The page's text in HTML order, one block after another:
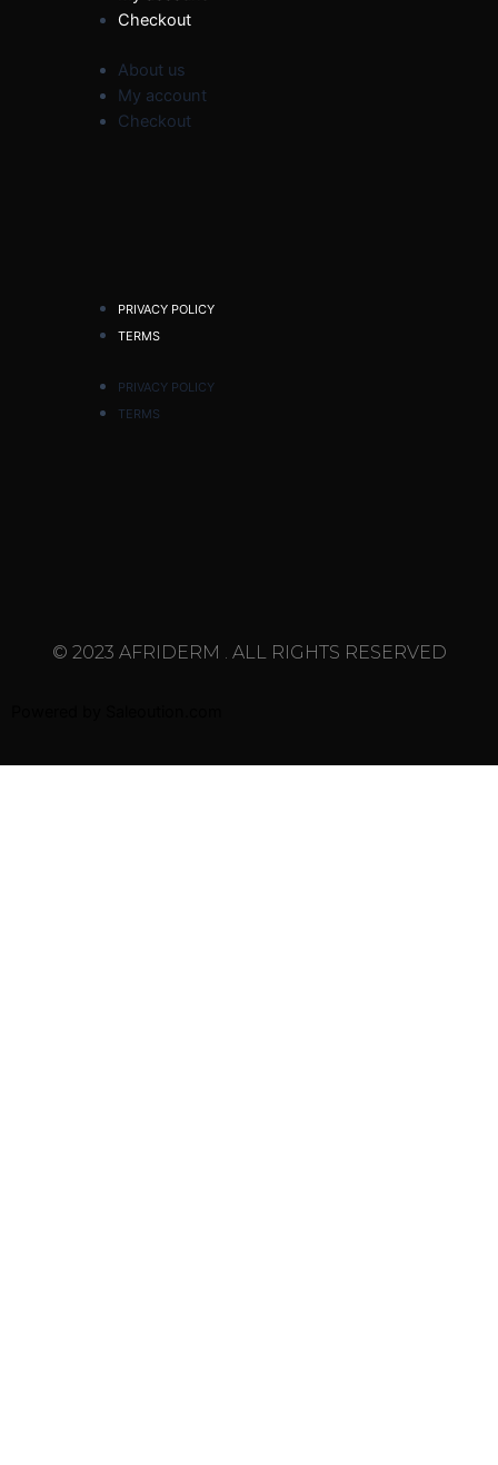
Checkout
About us
My account
Checkout
PRIVACY POLICY
TERMS
PRIVACY POLICY
TERMS
© 2023 AFRIDERM . ALL RIGHTS RESERVED